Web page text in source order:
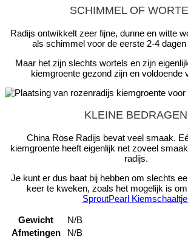
SCHIMMEL OF
Radijs ontwikkelt zeer fijne, dunne en witte
als schimmel voor de eerste 2-4 dagen
Maar het zijn slechts wortels en zijn
kiemgroente gezond zijn en voldoende
KLEINE BEDRAGEN
China Rose Radijs bevat veel smaak.
kiemgroente heeft eigenlijk net zoveel
radijs.
Je kunt er dus baat bij hebben om slechts
keer te kweken, zoals het mogelijk is
SproutPearl
Gewicht
N/B
Afmetingen
N/B